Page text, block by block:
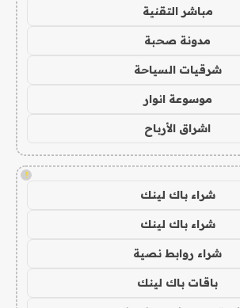
مباشر التقنية
مدونة صحبة
شرقيات السياحة
موسوعة انوار
اشراق الأرباح
!
شراء باك لينك
شراء باك لينك
شراء روابط نصية
باقات باك لينك